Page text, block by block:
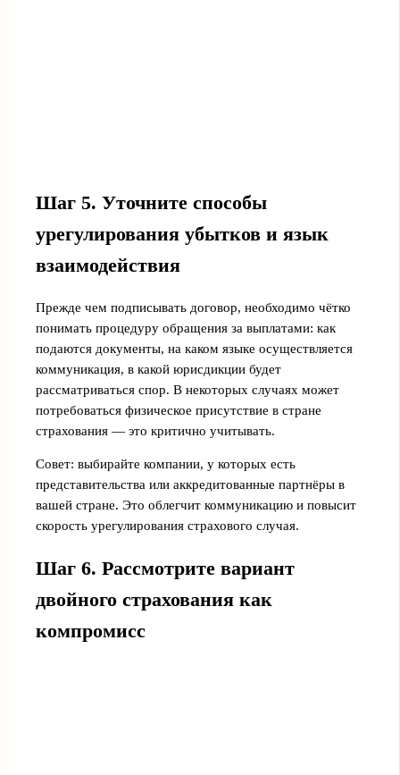
Шаг 5. Уточните способы
урегулирования убытков и язык
взаимодействия
Прежде чем подписывать договор, необходимо чётко
понимать процедуру обращения за выплатами: как
подаются документы, на каком языке осуществляется
коммуникация, в какой юрисдикции будет
рассматриваться спор. В некоторых случаях может
потребоваться физическое присутствие в стране
страхования — это критично учитывать.
Совет: выбирайте компании, у которых есть
представительства или аккредитованные партнёры в
вашей стране. Это облегчит коммуникацию и повысит
скорость урегулирования страхового случая.
Шаг 6. Рассмотрите вариант
двойного страхования как
компромисс